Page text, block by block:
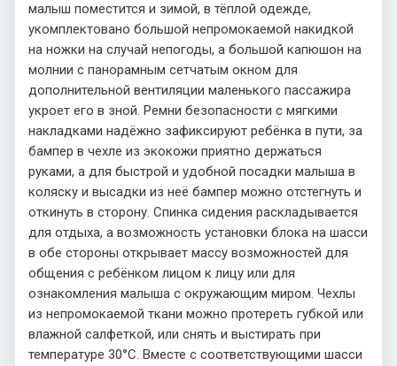
малыш поместится и зимой, в тёплой одежде,
укомплектовано большой непромокаемой накидкой
на ножки на случай непогоды, а большой капюшон на
молнии с панорамным сетчатым окном для
дополнительной вентиляции маленького пассажира
укроет его в зной. Ремни безопасности с мягкими
накладками надёжно зафиксируют ребёнка в пути, за
бампер в чехле из экокожи приятно держаться
руками, а для быстрой и удобной посадки малыша в
коляску и высадки из неё бампер можно отстегнуть и
откинуть в сторону. Спинка сидения раскладывается
для отдыха, а возможность установки блока на шасси
в обе стороны открывает массу возможностей для
общения с ребёнком лицом к лицу или для
ознакомления малыша с окружающим миром. Чехлы
из непромокаемой ткани можно протереть губкой или
влажной салфеткой, или снять и выстирать при
температуре 30°С. Вместе с соответствующими шасси